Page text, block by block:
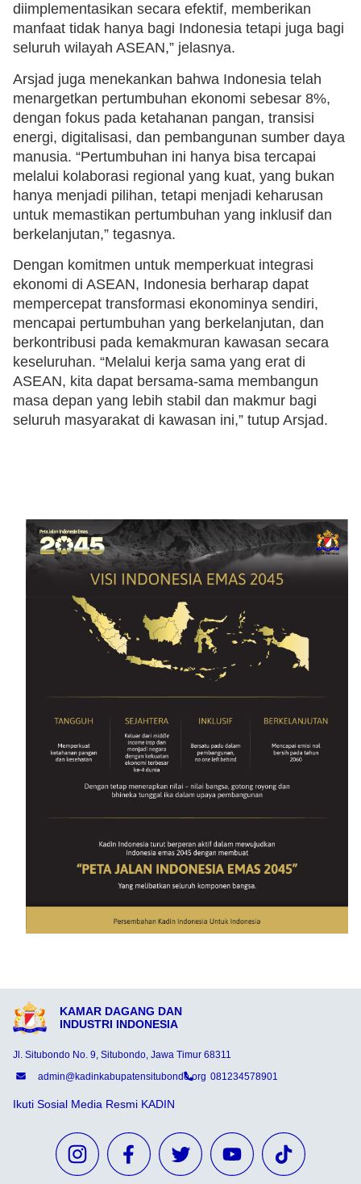
diimplementasikan secara efektif, memberikan
manfaat tidak hanya bagi Indonesia tetapi juga bagi
seluruh wilayah ASEAN,” jelasnya.
Arsjad juga menekankan bahwa Indonesia telah
menargetkan pertumbuhan ekonomi sebesar 8%,
dengan fokus pada ketahanan pangan, transisi
energi, digitalisasi, dan pembangunan sumber daya
manusia. “Pertumbuhan ini hanya bisa tercapai
melalui kolaborasi regional yang kuat, yang bukan
hanya menjadi pilihan, tetapi menjadi keharusan
untuk memastikan pertumbuhan yang inklusif dan
berkelanjutan,” tegasnya.
Dengan komitmen untuk memperkuat integrasi
ekonomi di ASEAN, Indonesia berharap dapat
mempercepat transformasi ekonominya sendiri,
mencapai pertumbuhan yang berkelanjutan, dan
berkontribusi pada kemakmuran kawasan secara
keseluruhan. “Melalui kerja sama yang erat di
ASEAN, kita dapat bersama-sama membangun
masa depan yang lebih stabil dan makmur bagi
seluruh masyarakat di kawasan ini,” tutup Arsjad.
KAMAR DAGANG DAN
INDUSTRI INDONESIA
Jl. Situbondo No. 9, Situbondo, Jawa Timur 68311
admin@kadinkabupatensitubondo.org 081234578901
Ikuti Sosial Media Resmi KADIN